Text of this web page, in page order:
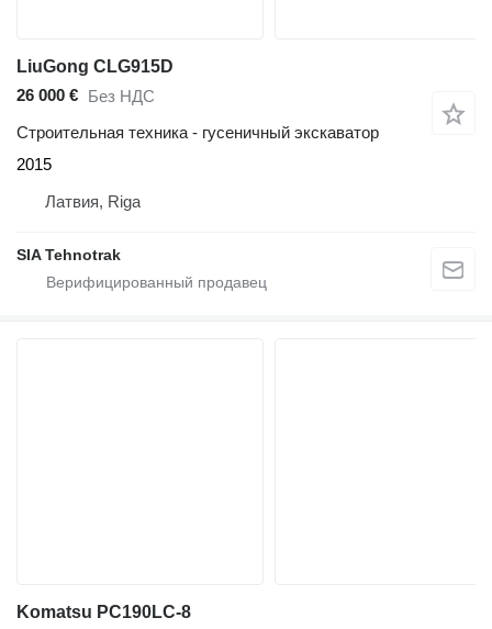
LiuGong CLG915D
26 000 € Без НДС
Строительная техника - гусеничный экскаватор
2015
Латвия, Riga
SIA Tehnotrak
Komatsu PC190LC-8